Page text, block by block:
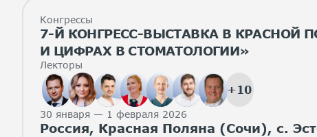
Конгрессы
7-Й КОНГРЕСС-ВЫСТАВКА В КРАСНОЙ
И ЦИФРАХ В СТОМАТОЛОГИИ»
Лекторы
+10
30 января — 1 февраля 2026
Россия, Красная Поляна (Сочи), с.